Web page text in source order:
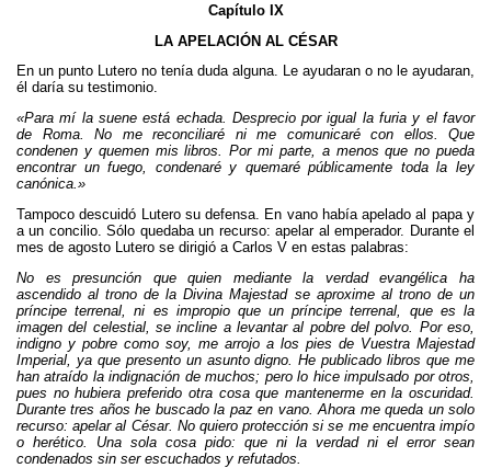
b
o
k
t
t
r
Capítulo IX
LA APELACIÓN AL CÉSAR
En un punto Lutero no tenía duda alguna. Le ayudaran o no le ayudaran,
él daría su testimonio.
«Para mí la suene está echada. Desprecio por igual la furia y el favor
de Roma. No me reconciliaré ni me comunicaré con ellos. Que
condenen y quemen mis libros. Por mi parte, a menos que no pueda
encontrar un fuego, condenaré y quemaré públicamente toda la ley
canónica.»
Tampoco descuidó Lutero su defensa. En vano había apelado al papa y
a un concilio. Sólo quedaba un recurso: apelar al emperador. Durante el
mes de agosto Lutero se dirigió a Carlos V en estas palabras:
No es presunción que quien mediante la verdad evangélica ha
ascendido al trono de la Divina Majestad se aproxime al trono de un
príncipe terrenal, ni es impropio que un príncipe terrenal, que es la
imagen del celestial, se incline a levantar al pobre del polvo. Por eso,
indigno y pobre como soy, me arrojo a los pies de Vuestra Majestad
Imperial, ya que presento un asunto digno. He publicado libros que me
han atraído la indignación de muchos; pero lo hice impulsado por otros,
pues no hubiera preferido otra cosa que mantenerme en la oscuridad.
Durante tres años he buscado la paz en vano. Ahora me queda un solo
recurso: apelar al César. No quiero protección si se me encuentra impío
o herético. Una sola cosa pido: que ni la verdad ni el error sean
condenados sin ser escuchados y refutados.